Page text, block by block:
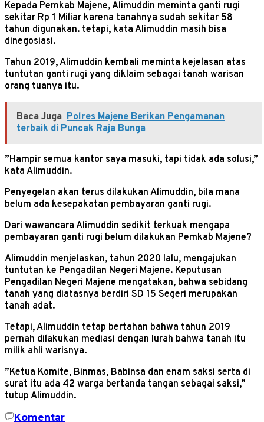
Kepada Pemkab Majene, Alimuddin meminta ganti rugi
sekitar Rp 1 Miliar karena tanahnya sudah sekitar 58
tahun digunakan. tetapi, kata Alimuddin masih bisa
dinegosiasi.
Tahun 2019, Alimuddin kembali meminta kejelasan atas
tuntutan ganti rugi yang diklaim sebagai tanah warisan
orang tuanya itu.
Baca Juga Polres Majene Berikan Pengamanan
terbaik di Puncak Raja Bunga
”Hampir semua kantor saya masuki, tapi tidak ada solusi,”
kata Alimuddin.
Penyegelan akan terus dilakukan Alimuddin, bila mana
belum ada kesepakatan pembayaran ganti rugi.
Dari wawancara Alimuddin sedikit terkuak mengapa
pembayaran ganti rugi belum dilakukan Pemkab Majene?
Alimuddin menjelaskan, tahun 2020 lalu, mengajukan
tuntutan ke Pengadilan Negeri Majene. Keputusan
Pengadilan Negeri Majene mengatakan, bahwa sebidang
tanah yang diatasnya berdiri SD 15 Segeri merupakan
tanah adat.
Tetapi, Alimuddin tetap bertahan bahwa tahun 2019
pernah dilakukan mediasi dengan lurah bahwa tanah itu
milik ahli warisnya.
”Ketua Komite, Binmas, Babinsa dan enam saksi serta di
surat itu ada 42 warga bertanda tangan sebagai saksi,”
tutup Alimuddin.
Komentar